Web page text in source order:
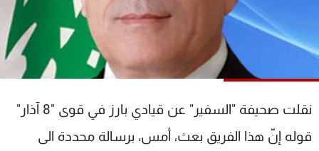
نقلت صحيفة "السفير" عن قيادي بارز في قوى "8 آذار"
قوله إنّ هذا الفريق بعث، أمس، برسالة محددة الى
البرامج
جدول البرامج
شاهد البرامج
عن MTV
وظائف